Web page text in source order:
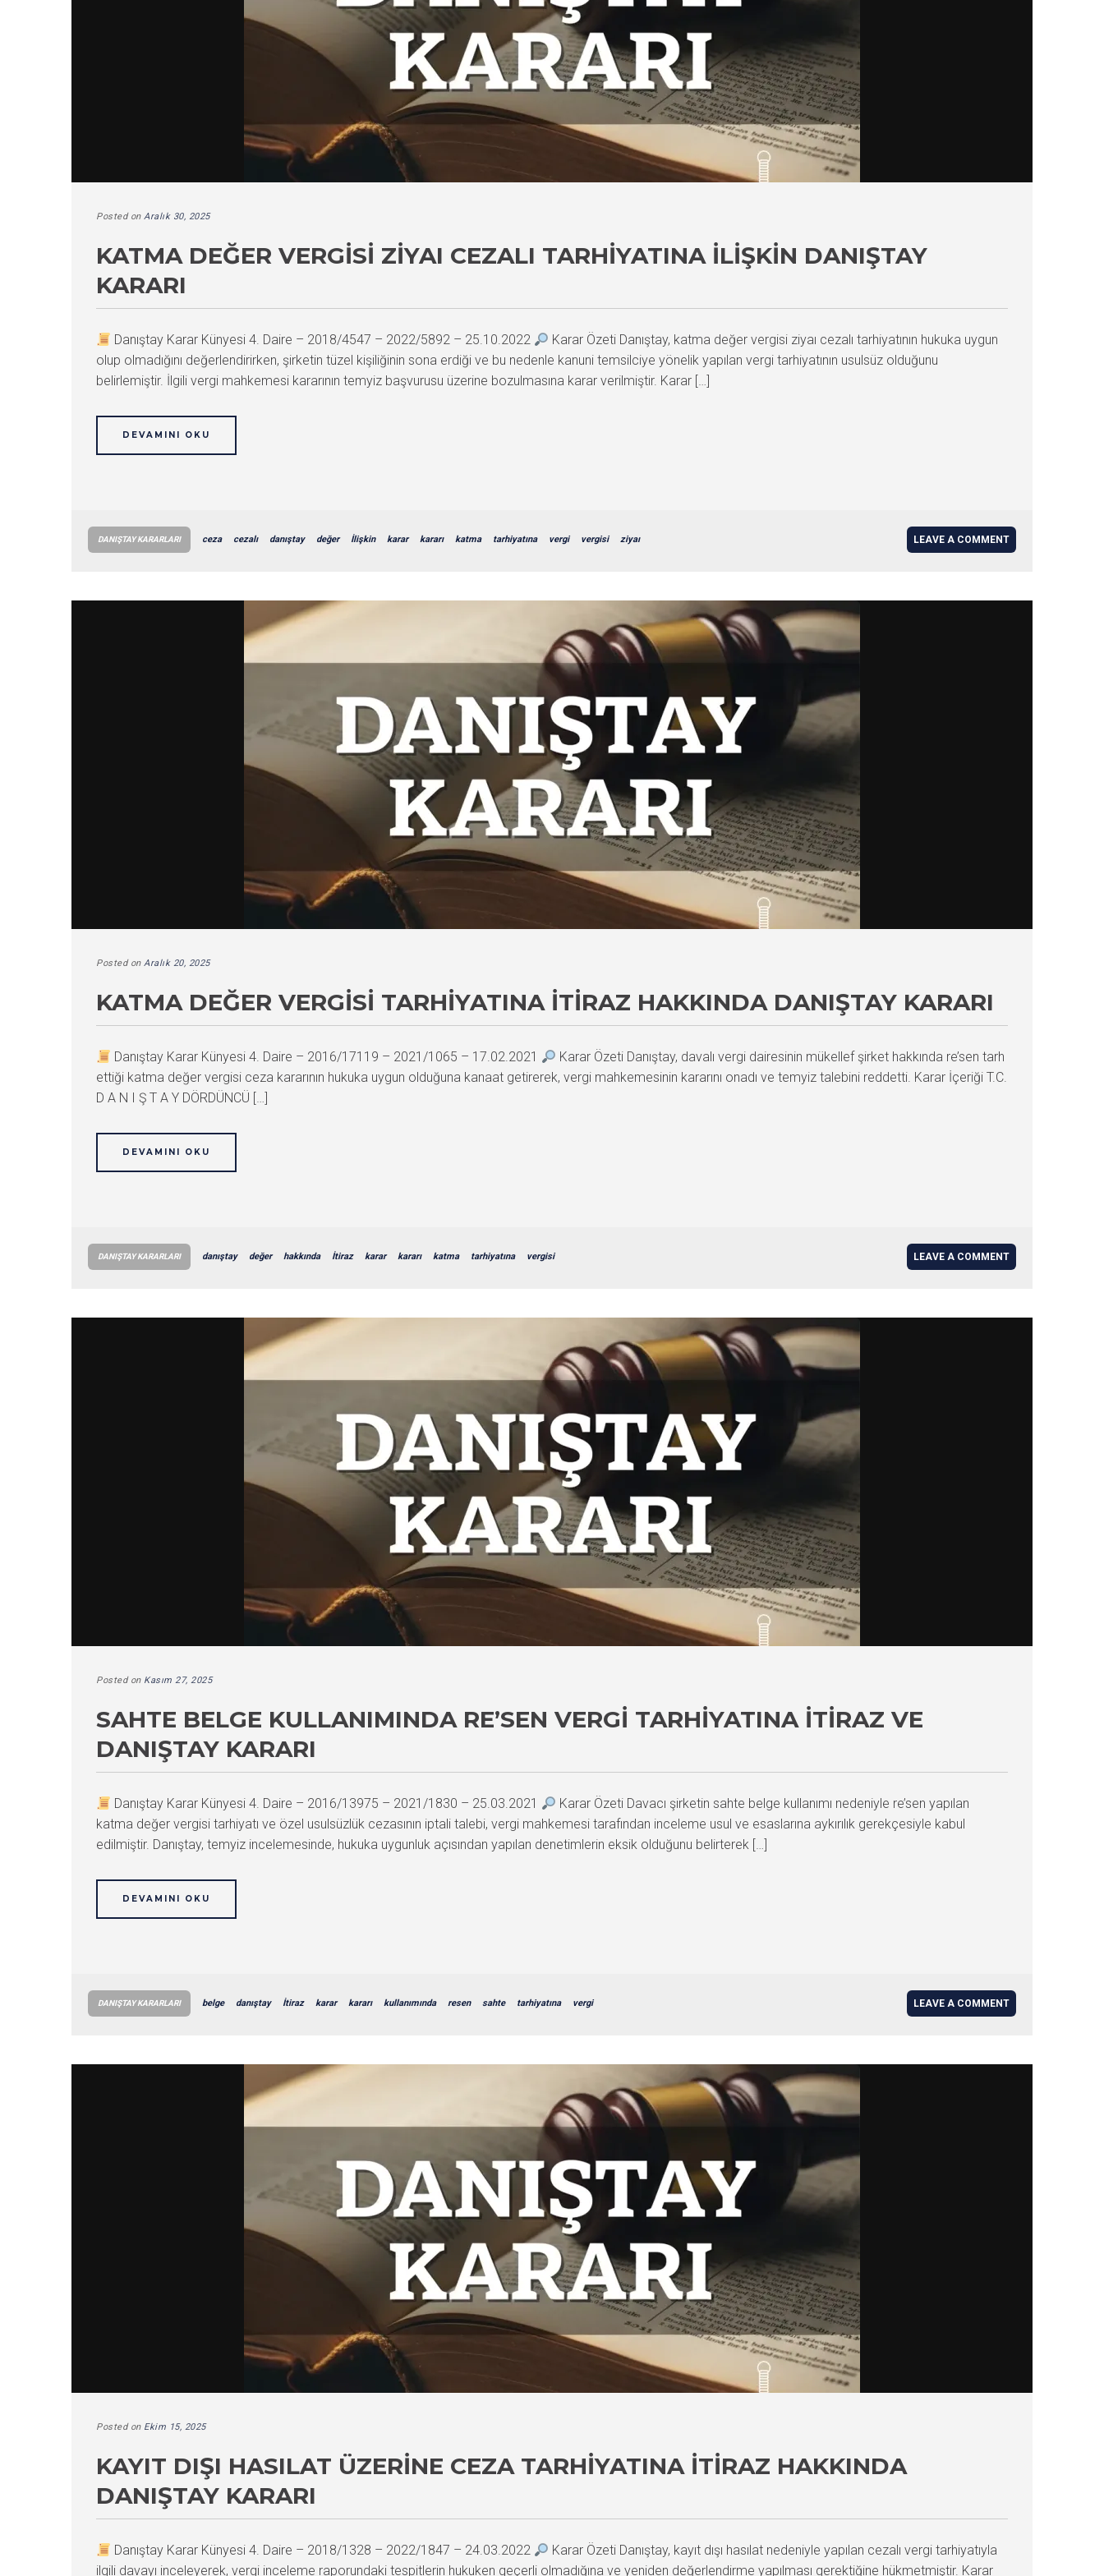
Posted on Aralık 30, 2025
KATMA DEĞER VERGISI ZIYAI CEZALI TARHIYATINA İLIŞKIN DANIŞTAY
KARARI
Danıştay Karar Künyesi 4. Daire – 2018/4547 – 2022/5892 – 25.10.2022
Karar Özeti Danıştay, katma değer vergisi ziyaı cezalı tarhiyatının hukuka uygun
olup olmadığını değerlendirirken, şirketin tüzel kişiliğinin sona erdiği ve bu nedenle kanuni temsilciye yönelik yapılan vergi tarhiyatının usulsüz olduğunu
belirlemiştir. İlgili vergi mahkemesi kararının temyiz başvurusu üzerine bozulmasına karar verilmiştir. Karar […]
DEVAMINI OKU
DANIŞTAY KARARLARI ceza cezalı danıştay değer İlişkin karar kararı katma tarhiyatına vergi vergisi ziyaı LEAVE A COMMENT
Posted on Aralık 20, 2025
KATMA DEĞER VERGISI TARHIYATINA İTIRAZ HAKKINDA DANIŞTAY KARARI
Danıştay Karar Künyesi 4. Daire – 2016/17119 – 2021/1065 – 17.02.2021
Karar Özeti Danıştay, davalı vergi dairesinin mükellef şirket hakkında re’sen tarh
ettiği katma değer vergisi ceza kararının hukuka uygun olduğuna kanaat getirerek, vergi mahkemesinin kararını onadı ve temyiz talebini reddetti. Karar İçeriği T.C.
D A N I Ş T A Y DÖRDÜNCÜ […]
DEVAMINI OKU
DANIŞTAY KARARLARI danıştay değer hakkında İtiraz karar kararı katma tarhiyatına vergisi LEAVE A COMMENT
Posted on Kasım 27, 2025
SAHTE BELGE KULLANIMINDA RE’SEN VERGI TARHIYATINA İTIRAZ VE
DANIŞTAY KARARI
Danıştay Karar Künyesi 4. Daire – 2016/13975 – 2021/1830 – 25.03.2021
Karar Özeti Davacı şirketin sahte belge kullanımı nedeniyle re’sen yapılan
katma değer vergisi tarhiyatı ve özel usulsüzlük cezasının iptali talebi, vergi mahkemesi tarafından inceleme usul ve esaslarına aykırılık gerekçesiyle kabul
edilmiştir. Danıştay, temyiz incelemesinde, hukuka uygunluk açısından yapılan denetimlerin eksik olduğunu belirterek […]
DEVAMINI OKU
DANIŞTAY KARARLARI belge danıştay İtiraz karar kararı kullanımında resen sahte tarhiyatına vergi LEAVE A COMMENT
Posted on Ekim 15, 2025
KAYIT DIŞI HASILAT ÜZERINE CEZA TARHIYATINA İTIRAZ HAKKINDA
DANIŞTAY KARARI
Danıştay Karar Künyesi 4. Daire – 2018/1328 – 2022/1847 – 24.03.2022
Karar Özeti Danıştay, kayıt dışı hasılat nedeniyle yapılan cezalı vergi tarhiyatıyla
ilgili davayı inceleyerek, vergi inceleme raporundaki tespitlerin hukuken geçerli olmadığına ve yeniden değerlendirme yapılması gerektiğine hükmetmiştir. Karar